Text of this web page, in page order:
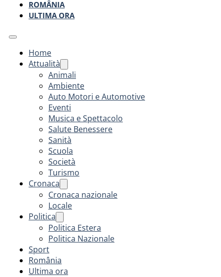
ROMÂNIA
ULTIMA ORA
Home
Attualità
Animali
Ambiente
Auto Motori e Automotive
Eventi
Musica e Spettacolo
Salute Benessere
Sanità
Scuola
Società
Turismo
Cronaca
Cronaca nazionale
Locale
Politica
Politica Estera
Politica Nazionale
Sport
România
Ultima ora